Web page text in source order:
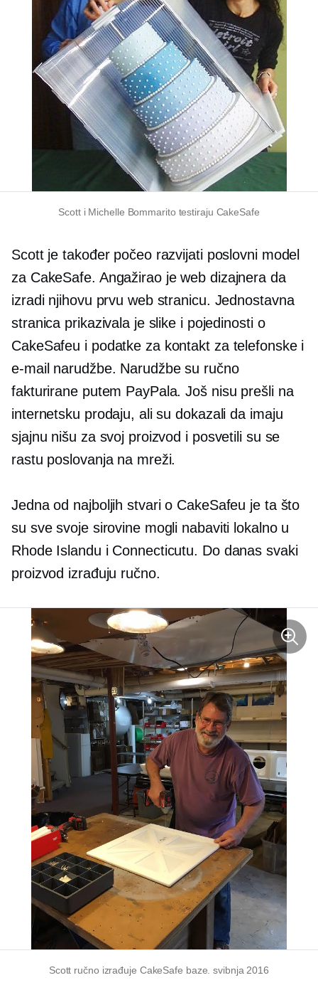
Scott i Michelle Bommarito testiraju CakeSafe
Scott je također počeo razvijati poslovni model
za CakeSafe. Angažirao je web dizajnera da
izradi njihovu prvu web stranicu. Jednostavna
stranica prikazivala je slike i pojedinosti o
CakeSafeu i podatke za kontakt za telefonske i
e-mail narudžbe. Narudžbe su ručno
fakturirane putem PayPala. Još nisu prešli na
internetsku prodaju, ali su dokazali da imaju
sjajnu nišu za svoj proizvod i posvetili su se
rastu poslovanja na mreži.
Jedna od najboljih stvari o CakeSafeu je ta što
su sve svoje sirovine mogli nabaviti lokalno u
Rhode Islandu i Connecticutu. Do danas svaki
proizvod izrađuju ručno.
Scott ručno izrađuje CakeSafe baze. svibnja 2016